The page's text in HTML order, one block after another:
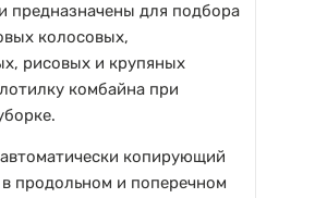
предназначены для подбора
колосовых,
рисовых и крупяных
комбайна при
копирующий
продольном и поперечном